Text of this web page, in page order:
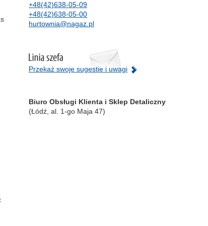
+48(42)638-05-09
+48(42)638-05-00
hurtownia@nagaz.pl
Przekaż swoje sugestie i uwagi
Biuro Obsługi Klienta i Sklep Detaliczny
(Łódź, al. 1-go Maja 47)